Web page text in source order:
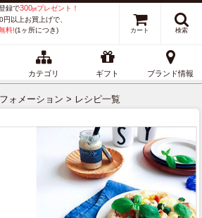
録で300ptプレゼント！
円以上お買上げで、
料!(1ヶ所につき) 検索
カート
カテゴリ ギフト ブランド情報
ォメーション > レシピ一覧